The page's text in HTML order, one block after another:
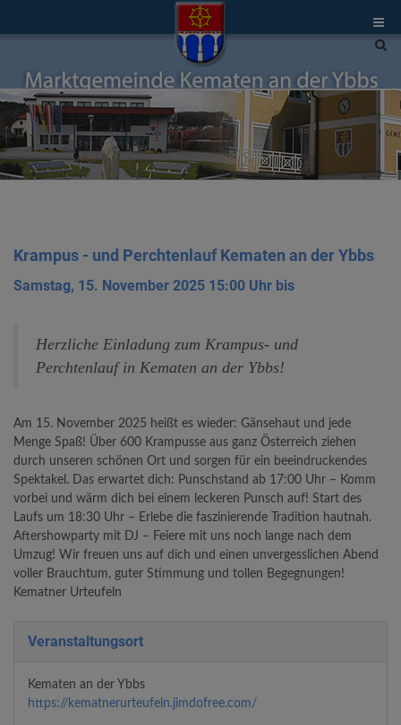
Site
Krampus - und Perchtenlauf Kematen an der Ybbs
Samstag, 15. November 2025 15:00 Uhr bis
Herzliche Einladung zum Krampus- und
Perchtenlauf in Kematen an der Ybbs!
Am 15. November 2025 heißt es wieder: Gänsehaut und jede
Menge Spaß! Über 600 Krampusse aus ganz Österreich ziehen
durch unseren schönen Ort und sorgen für ein beeindruckendes
Spektakel. Das erwartet dich: Punschstand ab 17:00 Uhr – Komm
vorbei und wärm dich bei einem leckeren Punsch auf! Start des
Laufs um 18:30 Uhr – Erlebe die faszinierende Tradition hautnah.
Aftershowparty mit DJ – Feiere mit uns noch lange nach dem
Umzug! Wir freuen uns auf dich und einen unvergesslichen Abend
voller Brauchtum, guter Stimmung und tollen Begegnungen!
Kematner Urteufeln
Veranstaltungsort
Kematen an der Ybbs
https://kematnerurteufeln.jimdofree.com/